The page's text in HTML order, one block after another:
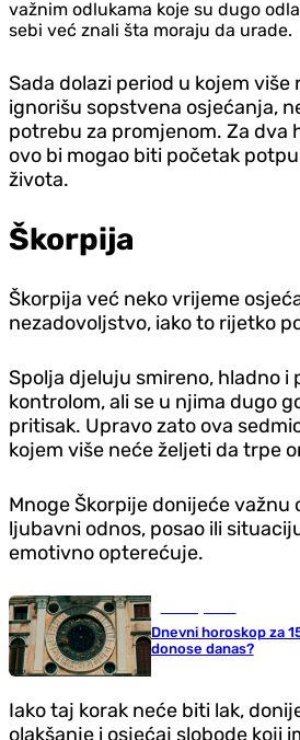
važnim odlukama koje su dugo
sebi već znali šta moraju da urade.
Sada dolazi period u kojem više
ignorišu sopstvena osjećanja,
potrebu za promjenom. Za dva
ovo bi mogao biti početak
života.
Škorpija
Škorpija već neko vrijeme
nezadovoljstvo, iako to rijetko
Spolja d‌jeluju smireno, hladno i
kontrolom, ali se u njima dugo
pritisak. Upravo zato ova
kojem više neće željeti da trpe
Mnoge Škorpije donijeće važnu
ljubavni odnos, posao ili
emotivno opterećuje.
Dnevni horoskop za
donose danas?
Iako taj korak neće biti lak,
olakšanje i osjećaj slobode koji